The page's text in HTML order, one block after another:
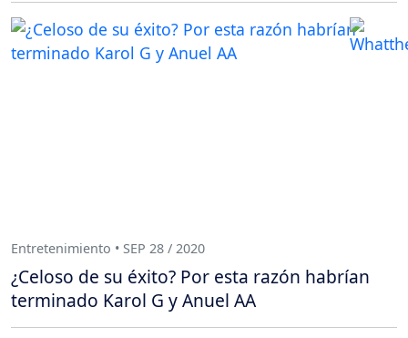
Entretenimiento • SEP 28 / 2020
¿Celoso de su éxito? Por esta razón habrían
terminado Karol G y Anuel AA